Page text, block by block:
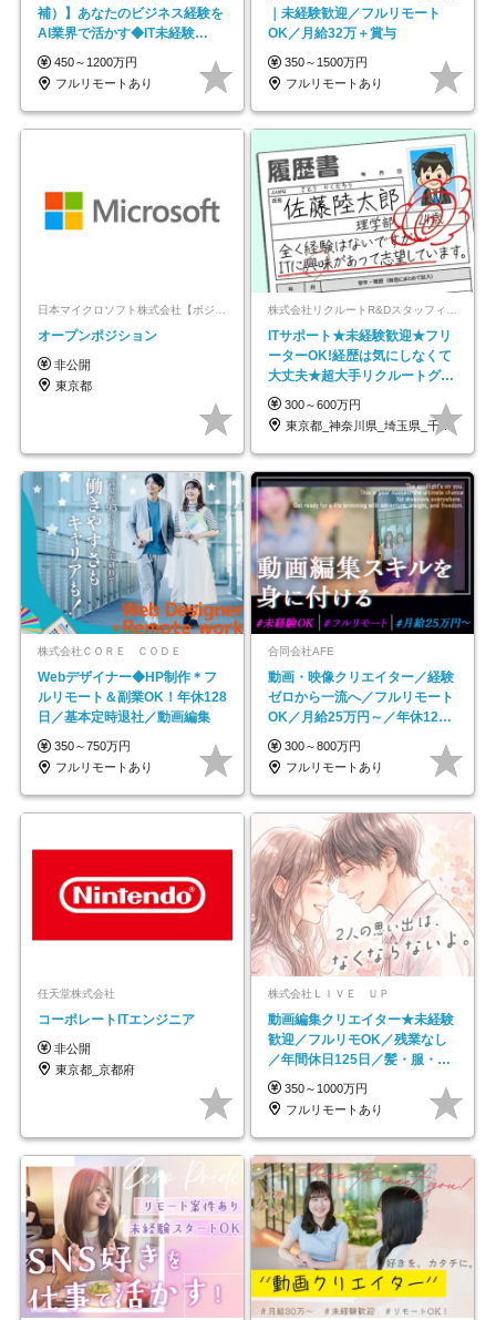
補）】あなたのビジネス経験を
AI業界で活かす◆IT未経験
OK◆目指せるコンサル
450～1200万円
フルリモートあり
｜未経験歓迎／フルリモート
OK／月給32万＋賞与
350～1500万円
フルリモートあり
オープンポジション
非公開
東京都
ITサポート★未経験歓迎★フリ
ーターOK!経歴は気にしなくて
大丈夫★超大手リクルートグル
ープの正社員/sg
300～600万円
東京都_神奈川県_埼玉県_千葉県_大阪府…
株式会社ＣＯＲＥ ＣＯＤＥ
Webデザイナー◆HP制作＊フ
ルリモート＆副業OK！年休128
日／基本定時退社／動画編集
350～750万円
フルリモートあり
合同会社AFE
動画・映像クリエイター／経験
ゼロから一流へ／フルリモート
OK／月給25万円～／年休125
日以上
300～800万円
フルリモートあり
任天堂株式会社
コーポレートITエンジニア
非公開
東京都_京都府
株式会社ＬＩＶＥ ＵＰ
動画編集クリエイター★未経験
歓迎／フルリモOK／残業なし
／年間休日125日／髪・服・ネ
イル自由／研修充実で安心
350～1000万円
フルリモートあり